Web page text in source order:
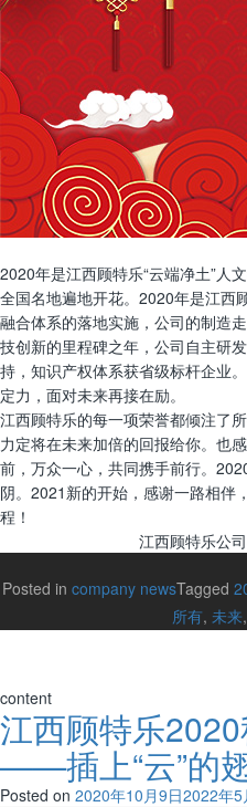
2020年是江西顾特乐“云端净土”人
全国名地遍地开花。2020年是江西
融合体系的落地实施，公司的制造
技创新的里程碑之年，公司自主研
持，知识产权体系获省级标杆企业
定力，面对未来再接在励。
江西顾特乐的每一项荣誉都倾注了
力定将在未来加倍的回报给你。也
前，万众一心，共同携手前行。
阴。2021新的开始，感谢一路相伴
程！
江西顾特乐公
Posted in company newsTagged
所有, 未来,
content
江西顾特乐
——插上“云”的
Posted on 2020年10月9日2022年5